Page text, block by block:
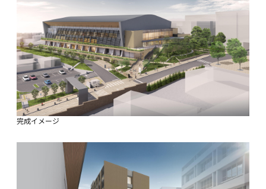
完成イメージ